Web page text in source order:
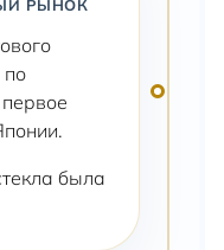
РЫНОК
по
была